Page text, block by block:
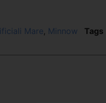
Mare, Minnow Tags